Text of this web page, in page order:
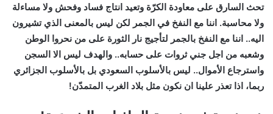
تحث السارق على معاودة الكرّة وتعيد انتاج فساد وفحش ولا مساءلة
ولا محاسبة. اننا مع النفخ في الجمر لكن ليس بالمعنى الذي تشيرون
اليه.. اننا مع النفخ بالجمر لتأجيج نار الثورة على من نحروا الوطن
وشعبه من اجل جني ثروات على حسابه.. والهدف ليس الا السجن
واسترجاع الأموال.. ليس بالأسلوب السعودي بل بالأسلوب الجزائري
ربما، اذا تعذر علينا ان نكون مثل بلاد الغرب المتمدّن!